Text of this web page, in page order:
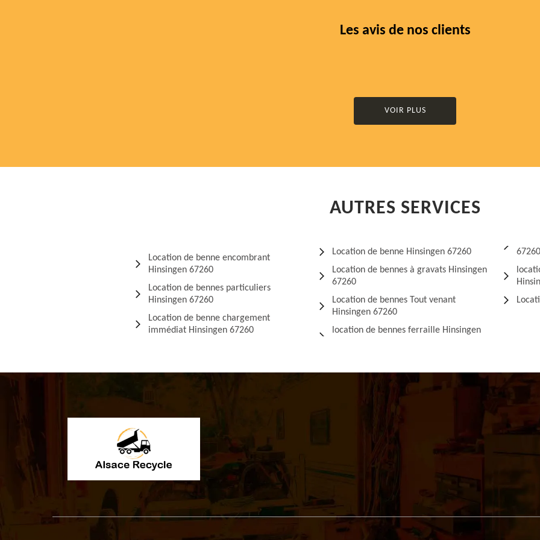
Les avis de nos clients
VOIR PLUS
AUTRES SERVICES
Location de benne encombrant
Hinsingen 67260
Location de bennes particuliers
Hinsingen 67260
Location de benne chargement
immédiat Hinsingen 67260
Location de benne Hinsingen 67260
Location de bennes à gravats Hinsingen
67260
Location de bennes Tout venant
Hinsingen 67260
location de bennes ferraille Hinsingen
67260